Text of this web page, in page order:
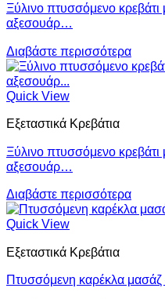
Ξύλινο πτυσσόμενο
αξεσουάρ…
Διαβάστε περισσότερα
Quick View
Εξεταστικά Κρεβάτια
Ξύλινο πτυσσόμενο
αξεσουάρ…
Διαβάστε περισσότερα
Quick View
Εξεταστικά Κρεβάτια
Πτυσσόμενη καρέκλα